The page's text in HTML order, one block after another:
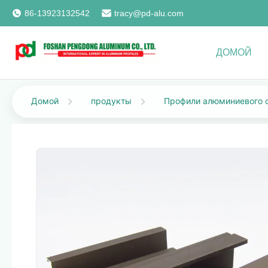
86-13923132542 tracy@pd-alu.com
ДОМОЙ
Домой продукты Профили алюминиевого